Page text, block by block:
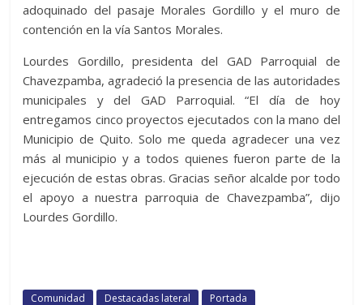
adoquinado del pasaje Morales Gordillo y el muro de
contención en la vía Santos Morales.
Lourdes Gordillo, presidenta del GAD Parroquial de
Chavezpamba, agradeció la presencia de las autoridades
municipales y del GAD Parroquial. “El día de hoy
entregamos cinco proyectos ejecutados con la mano del
Municipio de Quito. Solo me queda agradecer una vez
más al municipio y a todos quienes fueron parte de la
ejecución de estas obras. Gracias señor alcalde por todo
el apoyo a nuestra parroquia de Chavezpamba”, dijo
Lourdes Gordillo.
Comunidad Destacadas lateral Portada